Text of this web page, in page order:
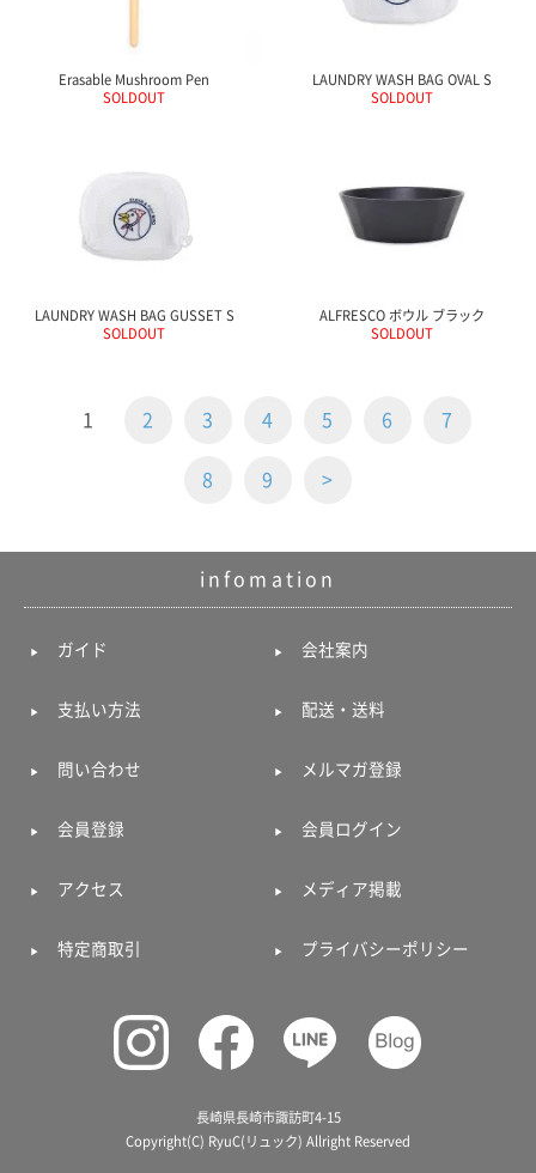
Erasable Mushroom Pen
SOLDOUT
LAUNDRY WASH BAG OVAL S
SOLDOUT
LAUNDRY WASH BAG GUSSET S
SOLDOUT
ALFRESCO ボウル ブラック
SOLDOUT
1 2 3 4 5 6 7
8 9 >
infomation
ガイド 会社案内
支払い方法 配送・送料
問い合わせ メルマガ登録
会員登録 会員ログイン
アクセス メディア掲載
特定商取引 プライバシーポリシー
長崎県長崎市諏訪町4-15
Copyright(C) RyuC(リュック) Allright Reserved